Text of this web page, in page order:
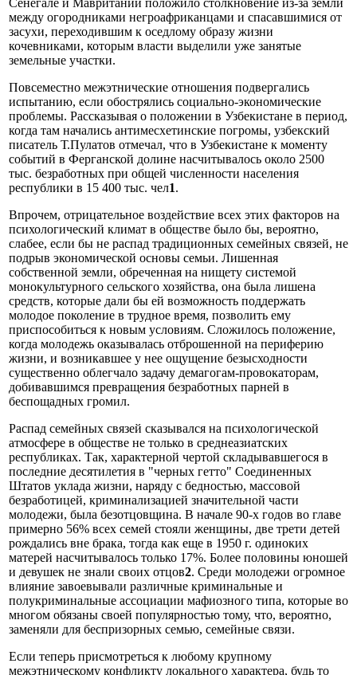
Сенегале и Мавритании положило столкновение из-за земли
между огородниками негроафриканцами и спасавшимися от
засухи, переходившим к оседлому образу жизни
кочевниками, которым власти выделили уже занятые
земельные участки.
Повсеместно межэтнические отношения подвергались
испытанию, если обострялись социально-экономические
проблемы. Рассказывая о положении в Узбекистане в период,
когда там начались антимесхетинские погромы, узбекский
писатель Т.Пулатов отмечал, что в Узбекистане к моменту
событий в Ферганской долине насчитывалось около 2500
тыс. безработных при общей численности населения
республики в 15 400 тыс. чел1.
Впрочем, отрицательное воздействие всех этих факторов на
психологический климат в обществе было бы, вероятно,
слабее, если бы не распад традиционных семейных связей, не
подрыв экономической основы семьи. Лишенная
собственной земли, обреченная на нищету системой
монокультурного сельского хозяйства, она была лишена
средств, которые дали бы ей возможность поддержать
молодое поколение в трудное время, позволить ему
приспособиться к новым условиям. Сложилось положение,
когда молодежь оказывалась отброшенной на периферию
жизни, и возникавшее у нее ощущение безысходности
существенно облегчало задачу демагогам-провокаторам,
добивавшимся превращения безработных парней в
беспощадных громил.
Распад семейных связей сказывался на психологической
атмосфере в обществе не только в среднеазиатских
республиках. Так, характерной чертой складывавшегося в
последние десятилетия в "черных гетто" Соединенных
Штатов уклада жизни, наряду с бедностью, массовой
безработицей, криминализацией значительной части
молодежи, была безотцовщина. В начале 90-х годов во главе
примерно 56% всех семей стояли женщины, две трети детей
рождались вне брака, тогда как еще в 1950 г. одиноких
матерей насчитывалось только 17%. Более половины юношей
и девушек не знали своих отцов2. Среди молодежи огромное
влияние завоевывали различные криминальные и
полукриминальные ассоциации мафиозного типа, которые во
многом обязаны своей популярностью тому, что, вероятно,
заменяли для беспризорных семью, семейные связи.
Если теперь присмотреться к любому крупному
межэтническому конфликту локального характера, будь то